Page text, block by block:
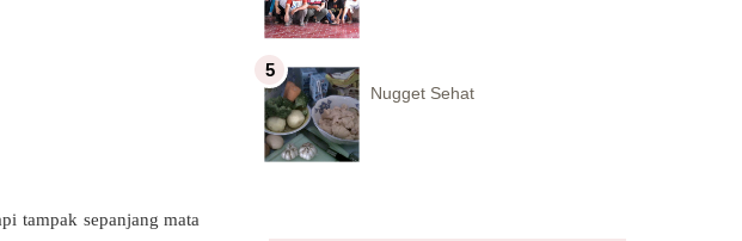
tampak sepanjang mata
Nugget Sehat